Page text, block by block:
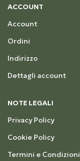
ACCOUNT
Account
Ordini
Indirizzo
Dettagli account
NOTE LEGALI
Privacy Policy
Cookie Policy
Termini e Condizioni